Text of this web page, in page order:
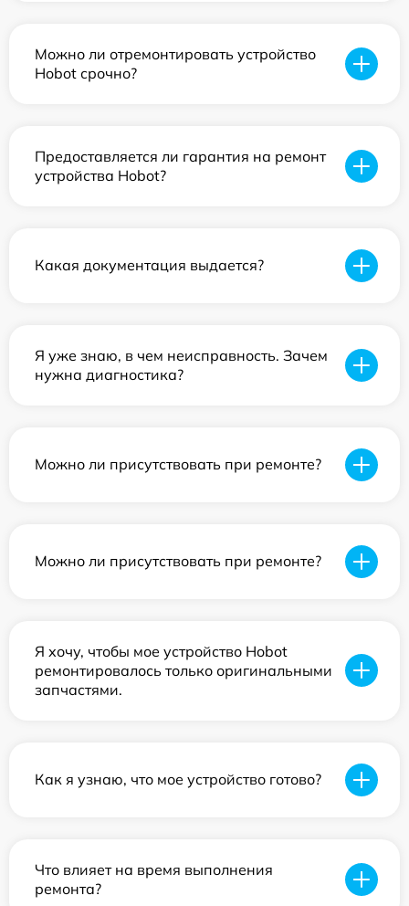
Можно ли отремонтировать устройство
Hobot срочно?
Предоставляется ли гарантия на ремонт
устройства Hobot?
Какая документация выдается?
Я уже знаю, в чем неисправность. Зачем
нужна диагностика?
Можно ли присутствовать при ремонте?
Можно ли присутствовать при ремонте?
Я хочу, чтобы мое устройство Hobot
ремонтировалось только оригинальными
запчастями.
Как я узнаю, что мое устройство готово?
Что влияет на время выполнения
ремонта?